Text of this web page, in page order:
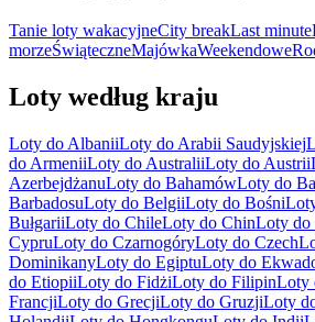
Tanie loty wakacyjneCity breakLast minute
morzeŚwiąteczneMajówkaWeekendowe
Loty według kraju
Loty do AlbaniiLoty do Arabii Saudyjskiej
do ArmeniiLoty do AustraliiLoty do Austrii
AzerbejdżanuLoty do BahamówLoty do
BarbadosuLoty do BelgiiLoty do Bośni
BułgariiLoty do ChileLoty do ChinLoty do
CypruLoty do CzarnogóryLoty do Czech
DominikanyLoty do EgiptuLoty do
do EtiopiiLoty do FidżiLoty do FilipinLoty
FrancjiLoty do GrecjiLoty do GruzjiLoty